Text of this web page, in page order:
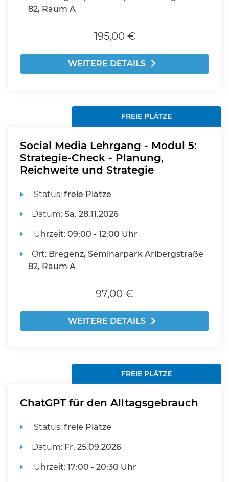
82, Raum A
195,00 €
WEITERE DETAILS
FREIE PLÄTZE
Social Media Lehrgang - Modul 5:
Strategie-Check - Planung,
Reichweite und Strategie
Status:freie Plätze
Datum:Sa. 28.11.2026
Uhrzeit:09:00 - 12:00 Uhr
Ort: Bregenz, Seminarpark Arlbergstraße
82, Raum A
97,00 €
WEITERE DETAILS
FREIE PLÄTZE
ChatGPT für den Alltagsgebrauch
Status:freie Plätze
Datum: Fr. 25.09.2026
Uhrzeit:17:00 - 20:30 Uhr